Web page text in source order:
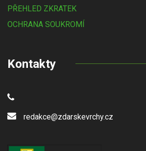
PŘEHLED ZKRATEK
OCHRANA SOUKROMÍ
Kontakty
redakce@zdarskevrchy.cz